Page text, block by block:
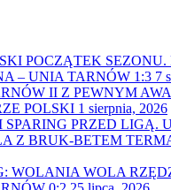
POCZĄTEK SEZONU.
– UNIA TARNÓW 1:3 7
II Z PEWNYM
POLSKI 1 sierpnia, 2026
SPARING PRZED LIGĄ.
Z BRUK-BETEM
WOLANIA WOLA